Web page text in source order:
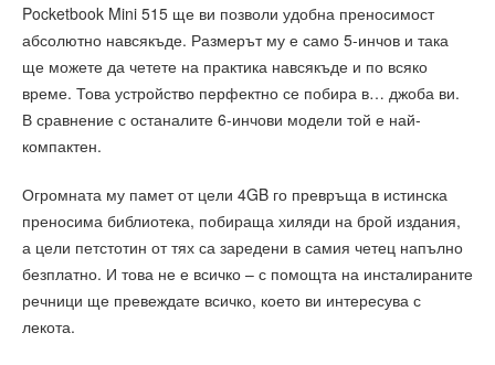
Pocketbook Mini 515 ще ви позволи удобна преносимост
абсолютно навсякъде. Размерът му е само 5-инчов и така
ще можете да четете на практика навсякъде и по всяко
време. Това устройство перфектно се побира в… джоба ви.
В сравнение с останалите 6-инчови модели той е най-
компактен.
Огромната му памет от цели 4GB го превръща в истинска
преносима библиотека, побираща хиляди на брой издания,
а цели петстотин от тях са заредени в самия четец напълно
безплатно. И това не е всичко – с помощта на инсталираните
речници ще превеждате всичко, което ви интересува с
лекота.